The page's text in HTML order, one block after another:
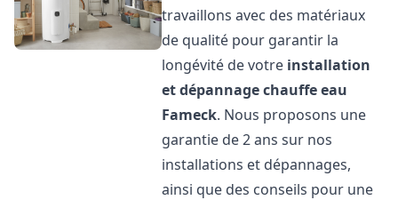
travaillons avec des matériaux
de qualité pour garantir la
longévité de votre installation
et dépannage chauffe eau
Fameck. Nous proposons une
garantie de 2 ans sur nos
installations et dépannages,
ainsi que des conseils pour une